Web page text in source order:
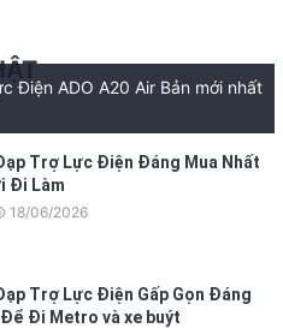
Điện ADO A20 Air Bản mới nhất
Trợ Lực Điện Đáng Mua Nhất
Đi Làm
18/06/2026
Trợ Lực Điện Gấp Gọn Đáng
Để Đi Metro và xe buýt